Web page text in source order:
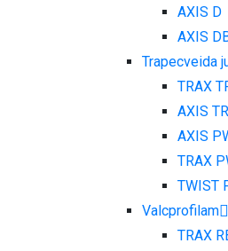
AXIS D
AXIS
Trapecveida
TRAX
AXIS TR
AXIS
TRAX
TWIST
Valcprofilam
TRAX